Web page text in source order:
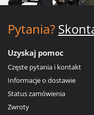
Pytania?
Uzyskaj pomoc
Częste pytania i kontakt
Informacje o dostawie
Status zamówienia
Zwroty